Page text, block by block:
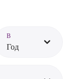
В
Год